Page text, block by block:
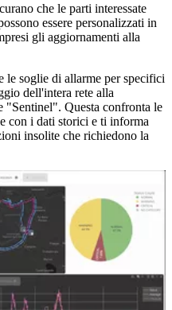
che le parti interessate
essere personalizzati in
gli aggiornamenti alla
le soglie di allarme per specifici
dell'intera rete alla
Questa confronta le
con i dati storici e ti informa
insolite che richiedono la